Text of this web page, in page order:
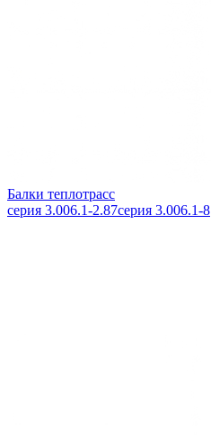
Балки теплотрасс
серия 3.006.1-2.87серия 3.006.1-8